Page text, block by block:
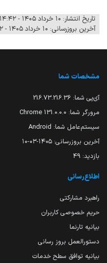
تاریخ انتشار: ۱۰ خرداد ۱۴۰۵ - ۱۴:۴۲
آخرین بروزرسانی: ۱۰ خرداد ۱۴۰۵ - ۱۴:۴۲
مشخصات شما
آی‌پی شما: 216.73.216.36
مرورگر شما: 131.0.0.0 Chrome
سیستم‌عامل شما: Android
آخرین بروزرسانی: ۱۴۰۵-۰۳-۱۰
بازدید: 49
اطلاع‌رسانی
راهبرد مشارکتی
حریم خصوصی کاربران
بیانیه تارنما
دستورالعمل بروز رسانی
بیانیه توافق سطح خدمات